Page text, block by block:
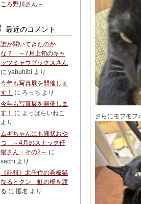
さらにモフモフ♪
ころ野川さん～
最近のコメント
誰が聞いてきたのか
な？ ～7月上旬のキャ
ッツミャウブックスさん
に yabuhibi より
今年も写真展を開催しま
す！
に ろっち より
今年も写真展を開催しま
す！
に よっぱらいねこ
より
ムギちゃんにも液状おや
つ ～4月のスナック仔
猫さん・その2～ に
sachi より
《訃報》北千住の看板猫
なるとクン 虹の橋を渡
る に 匿名 より